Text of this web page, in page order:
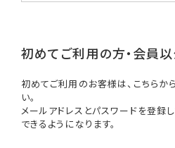
初めてご利用の方・会員
初めてご利用のお客様は、こちらか
い。
メールアドレスとパスワードを登録
できるようになります。